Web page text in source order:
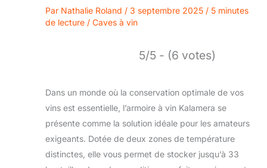
Par Nathalie Roland / 3 septembre 2025 / 5 minutes
de lecture / Caves à vin
5/5 - (6 votes)
Dans un monde où la conservation optimale de vos
vins est essentielle, l’armoire à vin Kalamera se
présente comme la solution idéale pour les amateurs
exigeants. Dotée de deux zones de température
distinctes, elle vous permet de stocker jusqu’à 33